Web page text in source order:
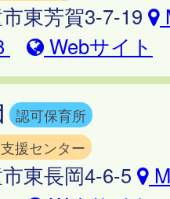
東芳賀3-7-19
Webサイト
認可保育所
援センター
東長岡4-6-5